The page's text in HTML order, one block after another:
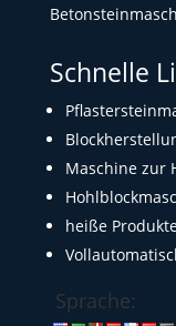
Schnelle
Maschine zur
heiße
Sprache: